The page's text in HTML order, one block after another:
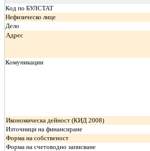
Код по БУЛСТАТ
Нефизическо лице
Дело
Адрес
Комуникации
Икономическа дейност (КИД 2008)
Източници на финансиране
Форма на собственост
Форма на счетоводно записване